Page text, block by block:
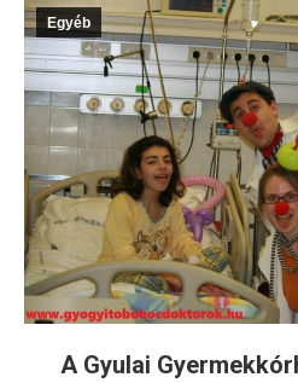
Egyéb
A Gyulai